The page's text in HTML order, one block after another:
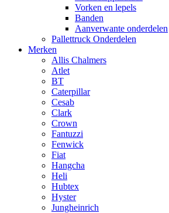
Vorken en lepels
Banden
Aanverwante onderdelen
Pallettruck Onderdelen
Merken
Allis Chalmers
Atlet
BT
Caterpillar
Cesab
Clark
Crown
Fantuzzi
Fenwick
Fiat
Hangcha
Heli
Hubtex
Hyster
Jungheinrich